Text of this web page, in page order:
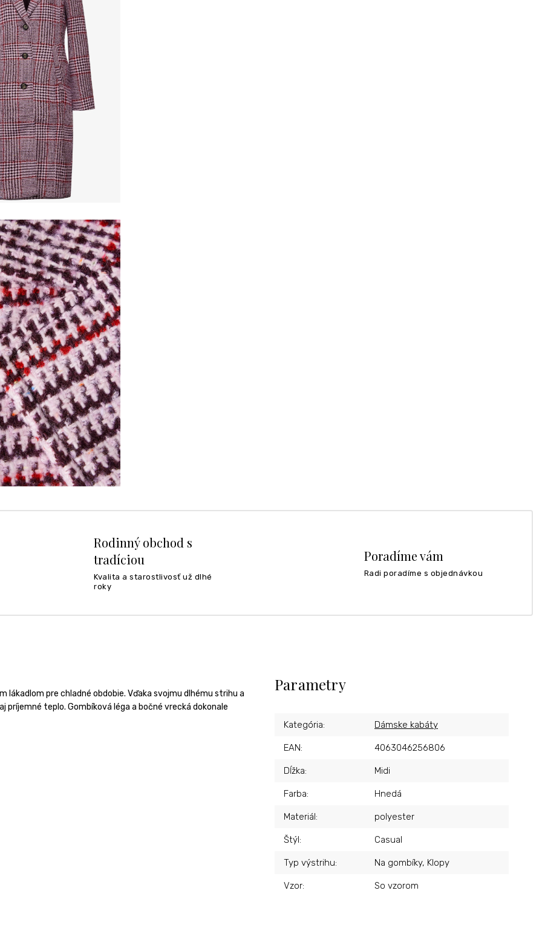
Rodinný obchod s
tradíciou
Kvalita a starostlivosť už dlhé
roky
Poradíme vám
Radi poradíme s objednávkou
lákadlom pre chladné obdobie. Vďaka svojmu dlhému strihu a
príjemné teplo. Gombíková léga a bočné vrecká dokonale
Parametry
Kategória: Dámske kabáty
EAN: 4063046256806
Dĺžka: Midi
Farba: Hnedá
Materiál: polyester
Štýl: Casual
Typ výstrihu: Na gombíky, Klopy
Vzor: So vzorom